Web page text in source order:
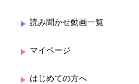
読み聞かせ動画一覧
マイページ
はじめての方へ